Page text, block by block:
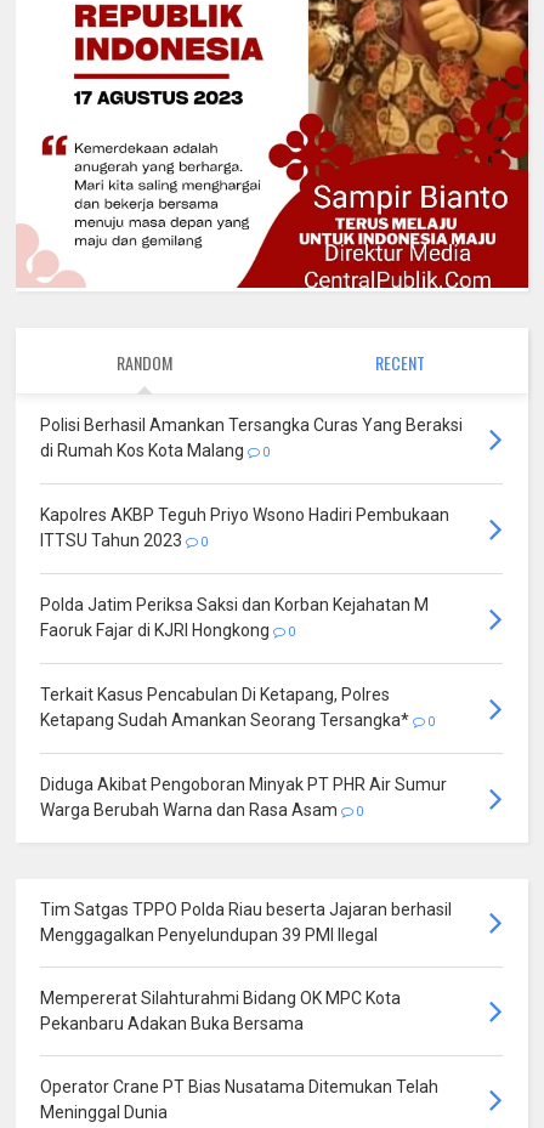
RANDOM RECENT
Polisi Berhasil Amankan Tersangka Curas Yang Beraksi
di Rumah Kos Kota Malang
0
Kapolres AKBP Teguh Priyo Wsono Hadiri Pembukaan
ITTSU Tahun 2023
0
Polda Jatim Periksa Saksi dan Korban Kejahatan M
Faoruk Fajar di KJRI Hongkong
0
Terkait Kasus Pencabulan Di Ketapang, Polres
Ketapang Sudah Amankan Seorang Tersangka*
0
Diduga Akibat Pengoboran Minyak PT PHR Air Sumur
Warga Berubah Warna dan Rasa Asam
0
Tim Satgas TPPO Polda Riau beserta Jajaran berhasil
Menggagalkan Penyelundupan 39 PMI Ilegal
Mempererat Silahturahmi Bidang OK MPC Kota
Pekanbaru Adakan Buka Bersama
Operator Crane PT Bias Nusatama Ditemukan Telah
Meninggal Dunia